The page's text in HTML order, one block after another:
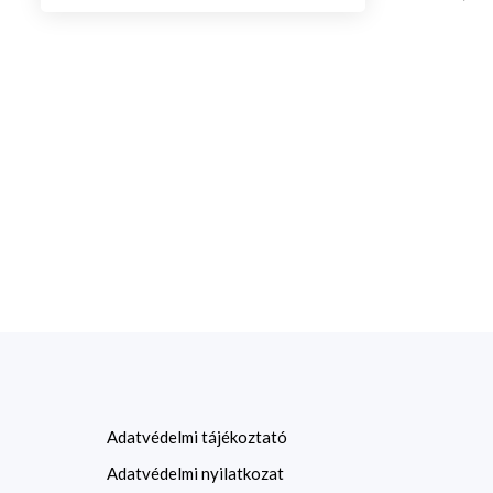
Adatvédelmi tájékoztató
Adatvédelmi nyilatkozat